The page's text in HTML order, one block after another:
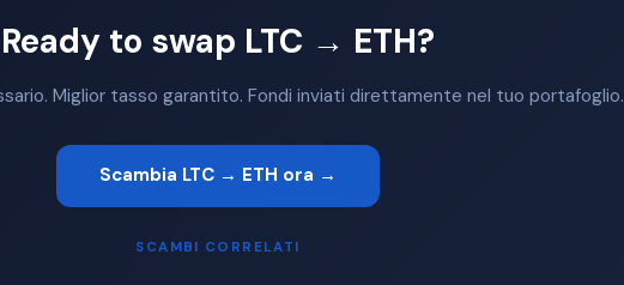
Ready to swap LTC → ETH?
Miglior tasso garantito. Fondi inviati direttamente nel tuo portafoglio.
Scambia LTC → ETH ora →
SCAMBI CORRELATI